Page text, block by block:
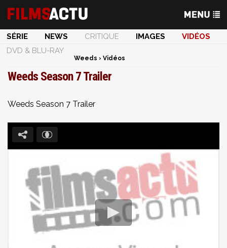
SÉRIE NEWS CRITIQUE IMAGES
VIDÉOS
DVD & BLU-RAY
Weeds › Vidéos
Weeds Season 7 Trailer
Weeds Season 7 Trailer